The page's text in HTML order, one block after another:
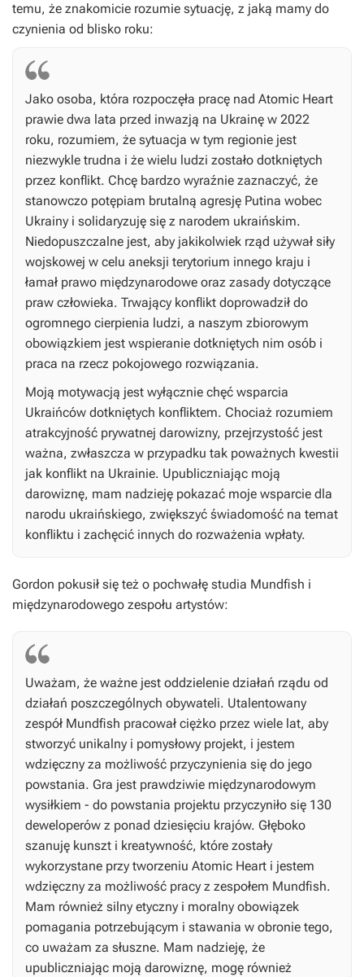
temu, że znakomicie rozumie sytuację, z jaką mamy do
czynienia od blisko roku:
Jako osoba, która rozpoczęła pracę nad Atomic Heart
prawie dwa lata przed inwazją na Ukrainę w 2022
roku, rozumiem, że sytuacja w tym regionie jest
niezwykle trudna i że wielu ludzi zostało dotkniętych
przez konflikt. Chcę bardzo wyraźnie zaznaczyć, że
stanowczo potępiam brutalną agresję Putina wobec
Ukrainy i solidaryzuję się z narodem ukraińskim.
Niedopuszczalne jest, aby jakikolwiek rząd używał siły
wojskowej w celu aneksji terytorium innego kraju i
łamał prawo międzynarodowe oraz zasady dotyczące
praw człowieka. Trwający konflikt doprowadził do
ogromnego cierpienia ludzi, a naszym zbiorowym
obowiązkiem jest wspieranie dotkniętych nim osób i
praca na rzecz pokojowego rozwiązania.
Moją motywacją jest wyłącznie chęć wsparcia
Ukraińców dotkniętych konfliktem. Chociaż rozumiem
atrakcyjność prywatnej darowizny, przejrzystość jest
ważna, zwłaszcza w przypadku tak poważnych kwestii
jak konflikt na Ukrainie. Upubliczniając moją
darowiznę, mam nadzieję pokazać moje wsparcie dla
narodu ukraińskiego, zwiększyć świadomość na temat
konfliktu i zachęcić innych do rozważenia wpłaty.
Gordon pokusił się też o pochwałę studia Mundfish i
międzynarodowego zespołu artystów:
Uważam, że ważne jest oddzielenie działań rządu od
działań poszczególnych obywateli. Utalentowany
zespół Mundfish pracował ciężko przez wiele lat, aby
stworzyć unikalny i pomysłowy projekt, i jestem
wdzięczny za możliwość przyczynienia się do jego
powstania. Gra jest prawdziwie międzynarodowym
wysiłkiem - do powstania projektu przyczyniło się 130
deweloperów z ponad dziesięciu krajów. Głęboko
szanuję kunszt i kreatywność, które zostały
wykorzystane przy tworzeniu Atomic Heart i jestem
wdzięczny za możliwość pracy z zespołem Mundfish.
Mam również silny etyczny i moralny obowiązek
pomagania potrzebującym i stawania w obronie tego,
co uważam za słuszne. Mam nadzieję, że
upubliczniając moją darowiznę, mogę również